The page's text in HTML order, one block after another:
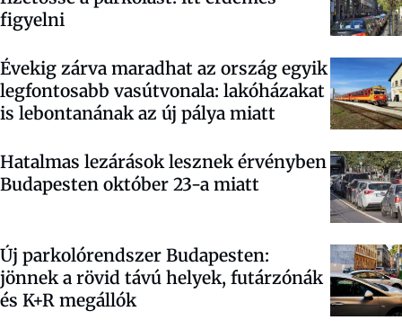
figyelni
Évekig zárva maradhat az ország egyik
legfontosabb vasútvonala: lakóházakat
is lebontanának az új pálya miatt
Hatalmas lezárások lesznek érvényben
Budapesten október 23-a miatt
Új parkolórendszer Budapesten:
jönnek a rövid távú helyek, futárzónák
és K+R megállók